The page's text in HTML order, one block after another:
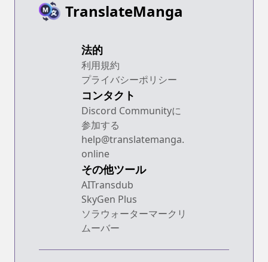
TranslateManga
法的
利用規約
プライバシーポリシー
コンタクト
Discord Communityに
参加する
help@translatemanga.
online
その他ツール
AITransdub
SkyGen Plus
ソラウォーターマークリ
ムーバー